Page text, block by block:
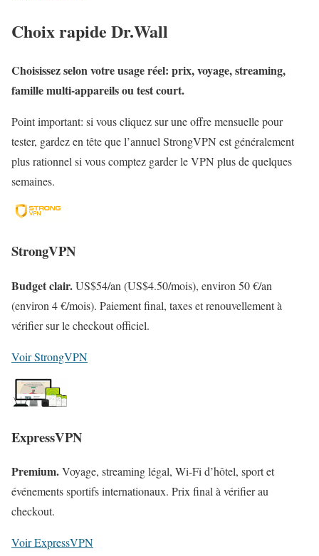
Choix rapide Dr.Wall
Choisissez selon votre usage réel: prix, voyage, streaming,
famille multi-appareils ou test court.
Point important: si vous cliquez sur une offre mensuelle pour
tester, gardez en tête que l’annuel StrongVPN est généralement
plus rationnel si vous comptez garder le VPN plus de quelques
semaines.
StrongVPN
Budget clair.US$54/an (US$4.50/mois), environ 50 €/an
(environ 4 €/mois). Paiement final, taxes et renouvellement à
vérifier sur le checkout officiel.
Voir StrongVPN
ExpressVPN
Premium.Voyage, streaming légal, Wi-Fi d’hôtel, sport et
événements sportifs internationaux. Prix final à vérifier au
checkout.
Voir ExpressVPN